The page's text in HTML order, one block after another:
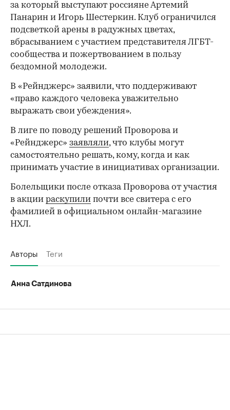
за который выступают россияне Артемий
Панарин и Игорь Шестеркин. Клуб ограничился
подсветкой арены в радужных цветах,
вбрасыванием с участием представителя ЛГБТ-
сообщества и пожертвованием в пользу
бездомной молодежи.
В «Рейнджерс» заявили, что поддерживают
«право каждого человека уважительно
выражать свои убеждения».
В лиге по поводу решений Проворова и
«Рейнджерс» заявляли, что клубы могут
самостоятельно решать, кому, когда и как
принимать участие в инициативах организации.
Болельщики после отказа Проворова от участия
в акции раскупили почти все свитера с его
фамилией в официальном онлайн-магазине
НХЛ.
Авторы Теги
Анна Сатдинова